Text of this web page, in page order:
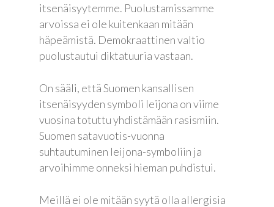
itsenäisyytemme. Puolustamissamme
arvoissa ei ole kuitenkaan mitään
häpeämistä. Demokraattinen valtio
puolustautui diktatuuria vastaan.
On sääli, että Suomen kansallisen
itsenäisyyden symboli leijona on viime
vuosina totuttu yhdistämään rasismiin.
Suomen satavuotis-vuonna
suhtautuminen leijona-symboliin ja
arvoihimme onneksi hieman puhdistui.
Meillä ei ole mitään syytä olla allergisia